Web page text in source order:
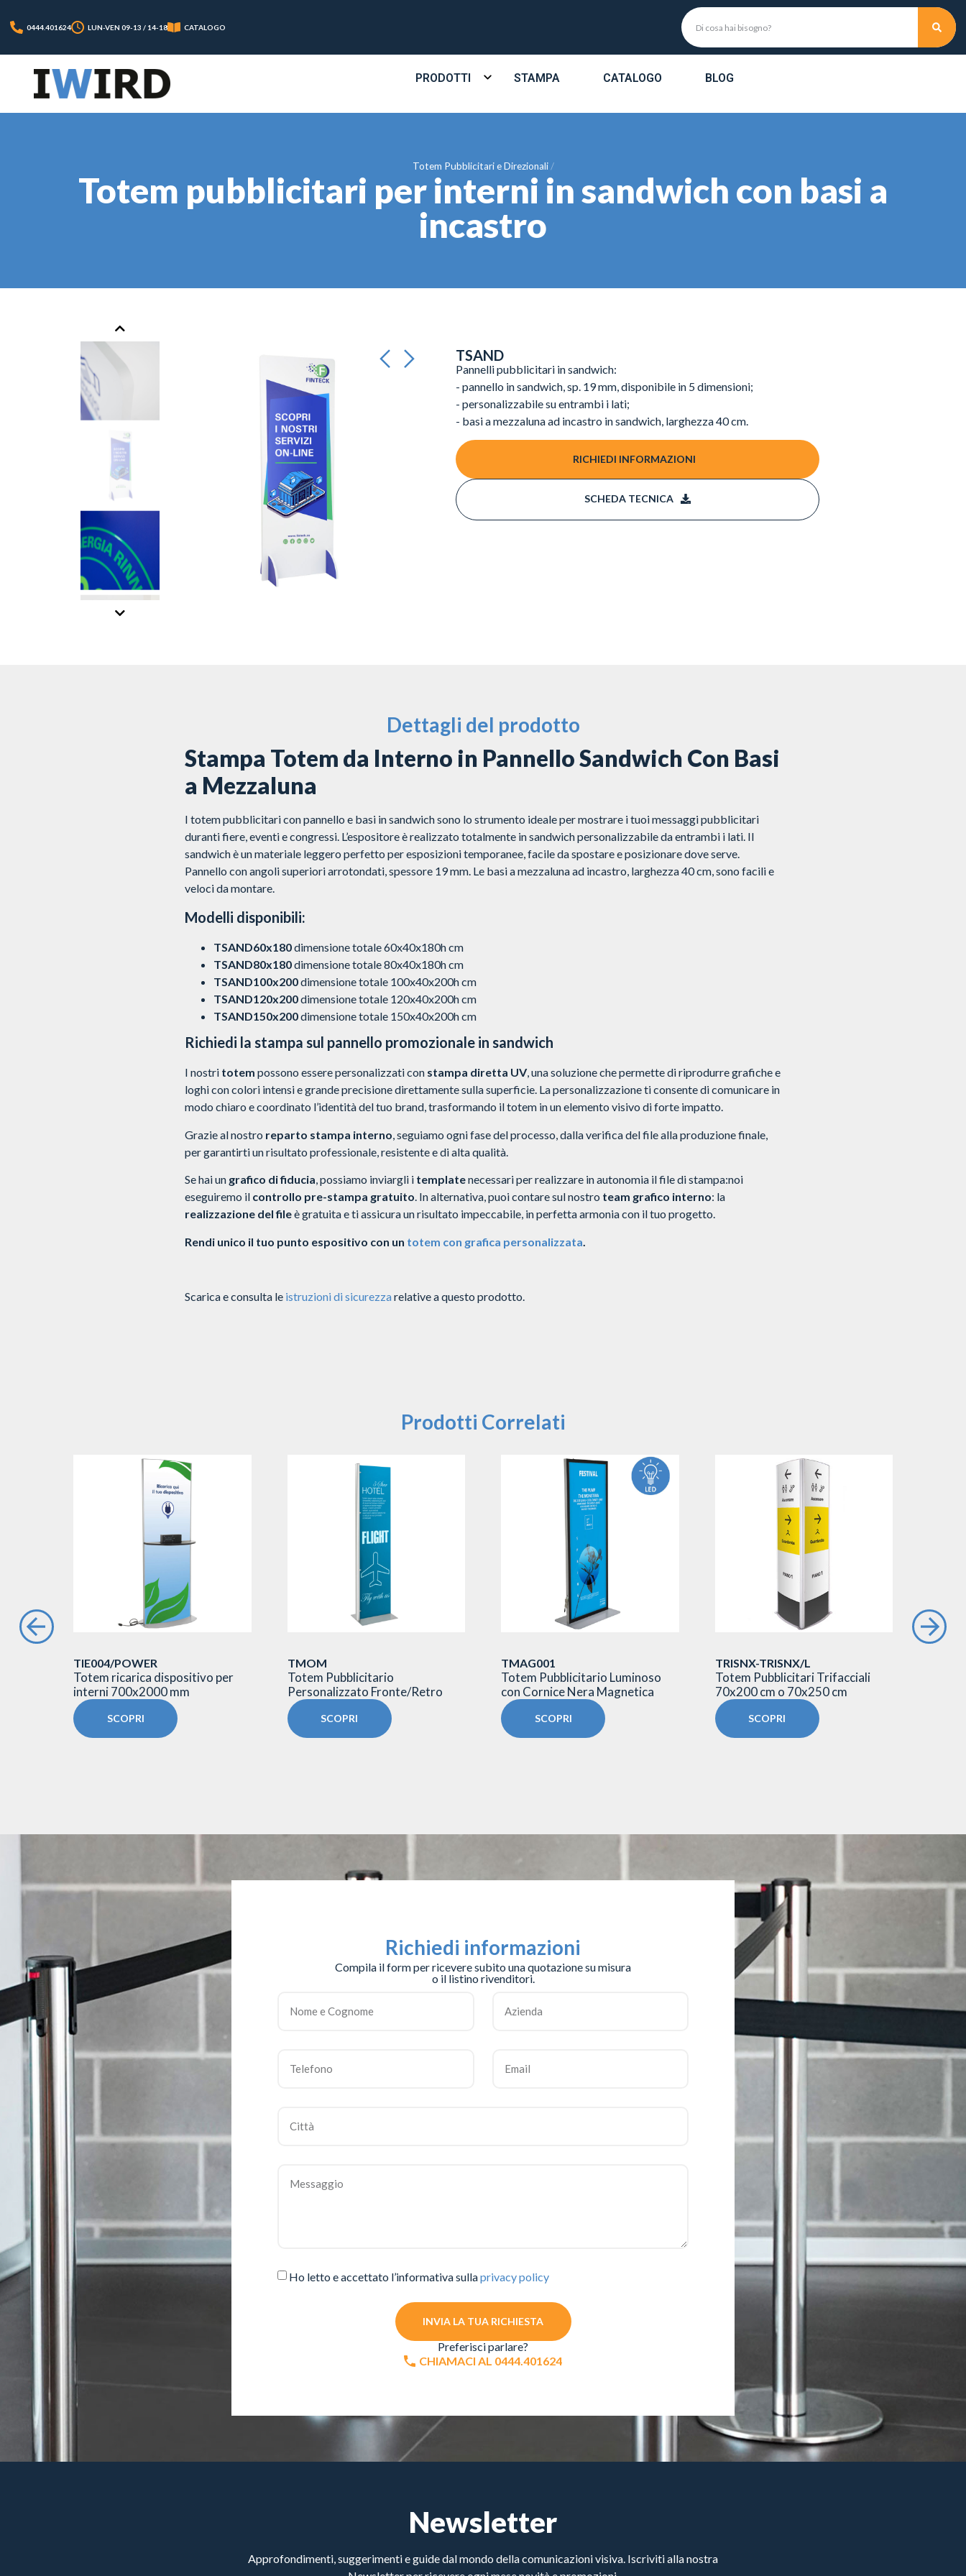
0444.401624 LUN-VEN 09-13 / 14-18 CATALOGO
PRODOTTI STAMPA CATALOGO BLOG
Totem Pubblicitari e Direzionali
Totem pubblicitari per interni in sandwich con basi a
incastro
TSAND
Pannelli pubblicitari in sandwich:
- pannello in sandwich, sp. 19 mm, disponibile in 5 dimensioni;
- personalizzabile su entrambi i lati;
- basi a mezzaluna ad incastro in sandwich, larghezza 40 cm.
RICHIEDI INFORMAZIONI
SCHEDA TECNICA
Dettagli del prodotto
Stampa Totem da Interno in Pannello Sandwich Con Basi
a Mezzaluna
I totem pubblicitari con pannello e basi in sandwich sono lo strumento ideale per mostrare i tuoi messaggi pubblicitari
duranti fiere, eventi e congressi. L’espositore è realizzato totalmente in sandwich personalizzabile da entrambi i lati. Il
sandwich è un materiale leggero perfetto per esposizioni temporanee, facile da spostare e posizionare dove serve.
Pannello con angoli superiori arrotondati, spessore 19 mm. Le basi a mezzaluna ad incastro, larghezza 40 cm, sono facili e
veloci da montare.
Modelli disponibili:
TSAND60x180dimensione totale 60x40x180h cm
TSAND80x180dimensione totale 80x40x180h cm
TSAND100x200dimensione totale 100x40x200h cm
TSAND120x200dimensione totale 120x40x200h cm
TSAND150x200dimensione totale 150x40x200h cm
Richiedi la stampa sul pannello promozionale in sandwich
I nostri totem possono essere personalizzati con stampa diretta UV, una soluzione che permette di riprodurre grafiche e
loghi con colori intensi e grande precisione direttamente sulla superficie. La personalizzazione ti consente di comunicare in
modo chiaro e coordinato l’identità del tuo brand, trasformando il totem in un elemento visivo di forte impatto.
Grazie al nostro reparto stampa interno , seguiamo ogni fase del processo, dalla verifica del file alla produzione finale,
per garantirti un risultato professionale, resistente e di alta qualità.
Se hai un grafico di fiducia, possiamo inviargli i templatenecessari per realizzare in autonomia il file di stampa:noi
eseguiremo il controllo pre-stampa gratuito. In alternativa, puoi contare sul nostro team grafico interno: la
realizzazione del fileè gratuita e ti assicura un risultato impeccabile, in perfetta armonia con il tuo progetto.
Rendi unico il tuo punto espositivo con un totem con grafica personalizzata
Scarica e consulta le istruzioni di sicurezzarelative a questo prodotto.
Prodotti Correlati
TIE004/POWER
Totem ricarica dispositivo per
interni 700x2000 mm
SCOPRI
TMOM
Totem Pubblicitario
Personalizzato Fronte/Retro
SCOPRI
TMAG001
Totem Pubblicitario Luminoso
con Cornice Nera Magnetica
SCOPRI
TRISNX-TRISNX/L
Totem Pubblicitari Trifacciali
70x200 cm o 70x250 cm
SCOPRI
Richiedi informazioni
Compila il form per ricevere subito una quotazione su misura
o il listino rivenditori.
Ho letto e accettato l’informativa sullaprivacy policy
INVIA LA TUA RICHIESTA
Preferisci parlare?
CHIAMACI AL 0444.401624
Newsletter
Approfondimenti, suggerimenti e guide dal mondo della comunicazioni visiva. Iscriviti alla nostra